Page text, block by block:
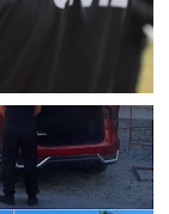
ao menos 25
Civil em